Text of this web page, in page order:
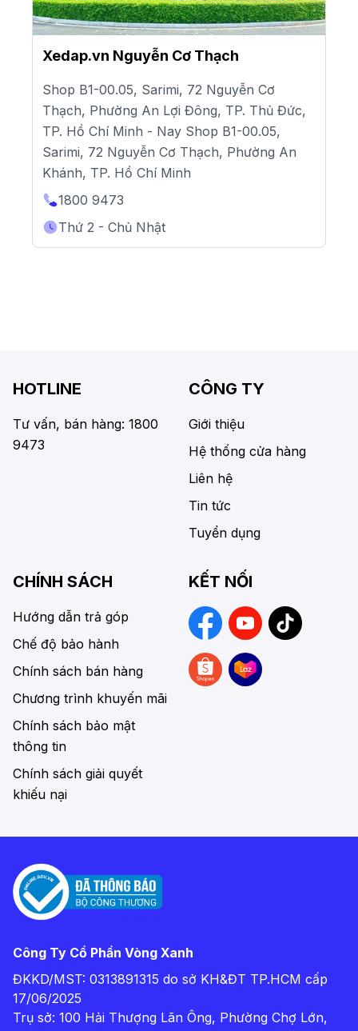
Xedap.vn Nguyễn Cơ Thạch
Shop B1-00.05, Sarimi, 72 Nguyễn Cơ
Thạch, Phường An Lợi Đông, TP. Thủ Đức,
TP. Hồ Chí Minh - Nay Shop B1-00.05,
Sarimi, 72 Nguyễn Cơ Thạch, Phường An
Khánh, TP. Hồ Chí Minh
1800 9473
Thứ 2 - Chủ Nhật
HOTLINE
Tư vấn, bán hàng: 1800
9473
CÔNG TY
Giới thiệu
Hệ thống cửa hàng
Liên hệ
Tin tức
Tuyển dụng
CHÍNH SÁCH
Hướng dẫn trả góp
Chế độ bảo hành
Chính sách bán hàng
Chương trình khuyến mãi
Chính sách bảo mật
thông tin
Chính sách giải quyết
khiếu nại
KẾT NỐI
Công Ty Cổ Phần Vòng Xanh
ĐKKD/MST: 0313891315 do sở KH&ĐT TP.HCM cấp
17/06/2025
Trụ sở: 100 Hải Thượng Lãn Ông, Phường Chợ Lớn,